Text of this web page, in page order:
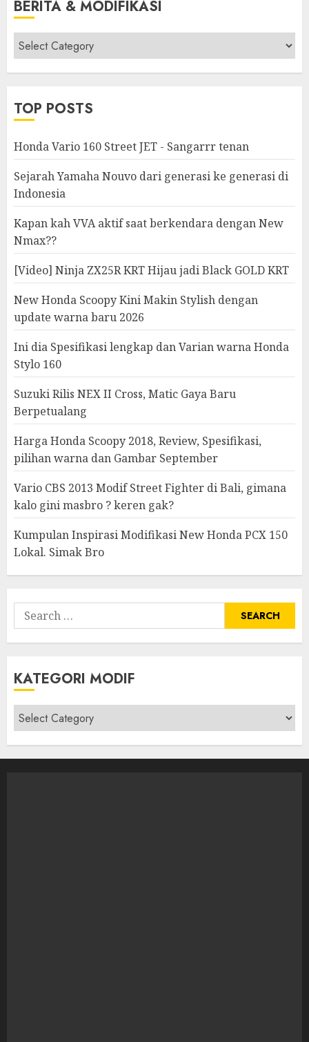
BERITA & MODIFIKASI
Berita
&
Modifikasi
TOP POSTS
Honda Vario 160 Street JET - Sangarrr tenan
Sejarah Yamaha Nouvo dari generasi ke generasi di
Indonesia
Kapan kah VVA aktif saat berkendara dengan New
Nmax??
[Video] Ninja ZX25R KRT Hijau jadi Black GOLD KRT
New Honda Scoopy Kini Makin Stylish dengan
update warna baru 2026
Ini dia Spesifikasi lengkap dan Varian warna Honda
Stylo 160
Suzuki Rilis NEX II Cross, Matic Gaya Baru
Berpetualang
Harga Honda Scoopy 2018, Review, Spesifikasi,
pilihan warna dan Gambar September
Vario CBS 2013 Modif Street Fighter di Bali, gimana
kalo gini masbro ? keren gak?
Kumpulan Inspirasi Modifikasi New Honda PCX 150
Lokal. Simak Bro
Search
for:
KATEGORI MODIF
Kategori
modif